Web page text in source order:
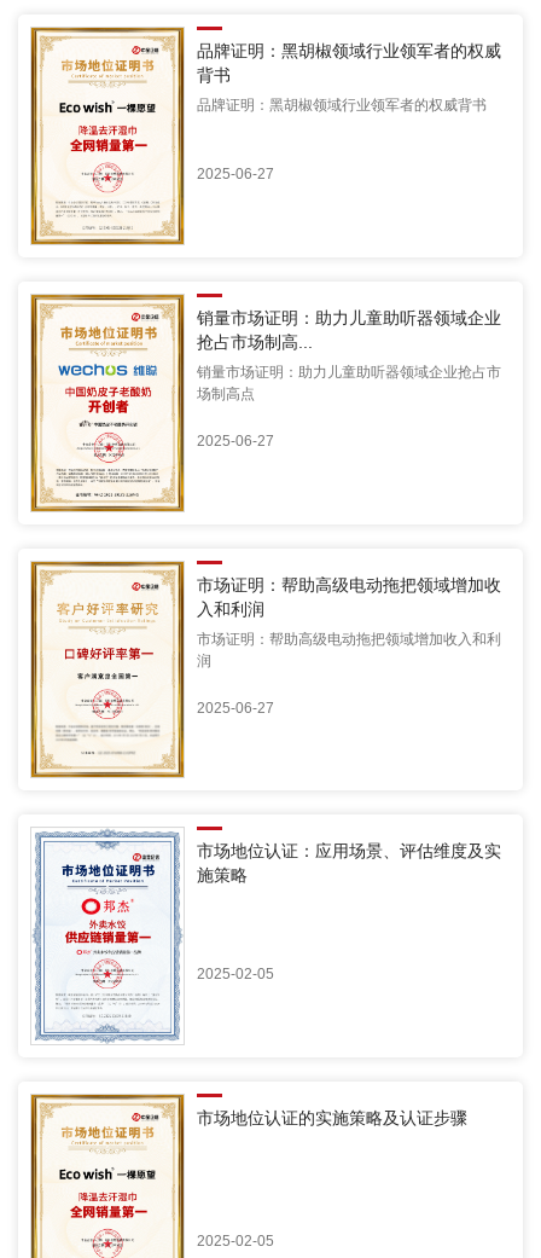
品牌证明：黑胡椒领域行业领军者的权威
背书
品牌证明：黑胡椒领域行业领军者的权威背书
2025-06-27
销量市场证明：助力儿童助听器领域企业
抢占市场制高...
销量市场证明：助力儿童助听器领域企业抢占市
场制高点
2025-06-27
市场证明：帮助高级电动拖把领域增加收
入和利润
市场证明：帮助高级电动拖把领域增加收入和利
润
2025-06-27
市场地位认证：应用场景、评估维度及实
施策略
2025-02-05
市场地位认证的实施策略及认证步骤
2025-02-05